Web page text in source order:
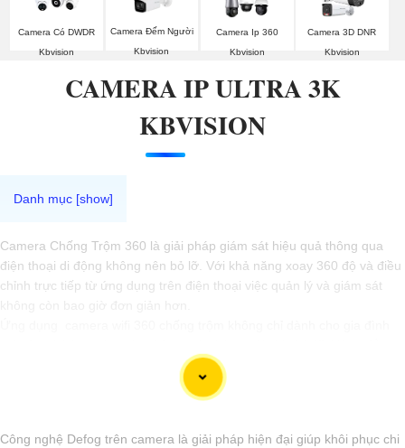
Camera Có DWDR
Kbvision
Camera Đếm Người
Kbvision
Camera Ip 360
Kbvision
Camera 3D DNR
Kbvision
CAMERA IP ULTRA 3K
KBVISION
Camera Chống Trộm 360 là giải pháp giám sát hiệu quả thông qua
điện thoại di động không nên bỏ lỡ. Với khả năng xoay 360 độ và điều
chỉnh trực tiếp từ ứng dụng trên điện thoại việc quản lý và giám sát
Công nghệ Defog trên camera là giải pháp hiện đại giúp khôi phục chi